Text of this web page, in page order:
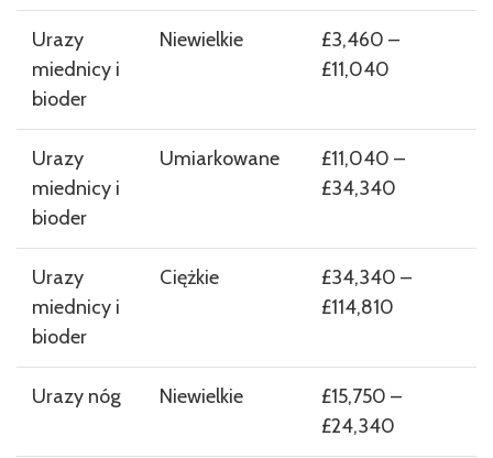
Urazy
miednicy i
bioder
Niewielkie
£3,460 –
£11,040
Urazy
miednicy i
bioder
Umiarkowane
£11,040 –
£34,340
Urazy
miednicy i
bioder
Ciężkie
£34,340 –
£114,810
Urazy nóg Niewielkie
£15,750 –
£24,340